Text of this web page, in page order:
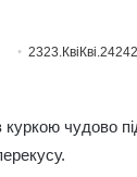
Send
чудово